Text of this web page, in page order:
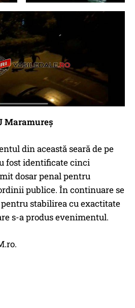
Maramureș
din această seară de pe
fost identificate cinci
dosar penal pentru
publice. În continuare se
stabilirea cu exactitate
s-a produs evenimentul.